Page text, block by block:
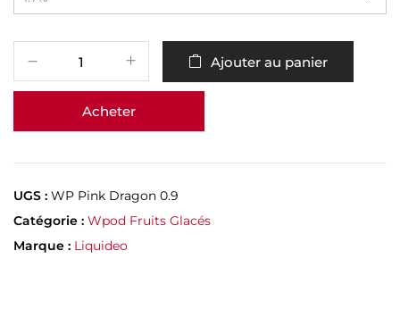
Ajouter au panier
Acheter
UGS : WP Pink Dragon 0.9
Catégorie : Wpod Fruits Glacés
Marque : Liquideo